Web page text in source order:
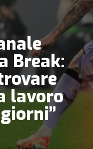
Break:
lavoro